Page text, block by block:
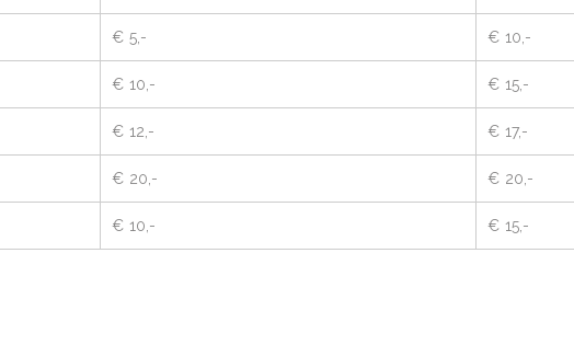
€ 5,- € 10,-
€ 10,- € 15,-
€ 12,- € 17,-
€ 20,- € 20,-
€ 10,- € 15,-